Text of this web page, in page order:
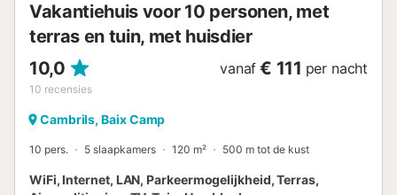
Vakantiehuis voor 10 personen, met
terras en tuin, met huisdier
10,0
10 recensies
vanaf € 111 per nacht
Cambrils, Baix Camp
10 pers. 5 slaapkamers 120 m² 500 m tot de kust
WiFi, Internet, LAN, Parkeermogelijkheid, Terras,